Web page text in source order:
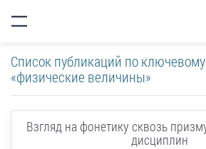
Список публикаций по
«физические величины»
Взгляд на фонетику сквозь
дисциплин